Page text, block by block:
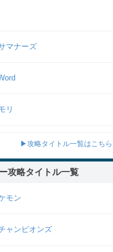
マナーズ
リ
▶攻略タイトル一覧はこちら
攻略タイトル一覧
モン
ャンピオンズ